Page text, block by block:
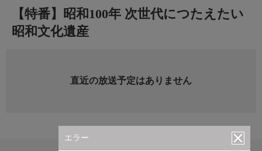
エラー
【特番】昭和100年 次世代につたえたい
昭和文化遺産
直近の放送予定はありません